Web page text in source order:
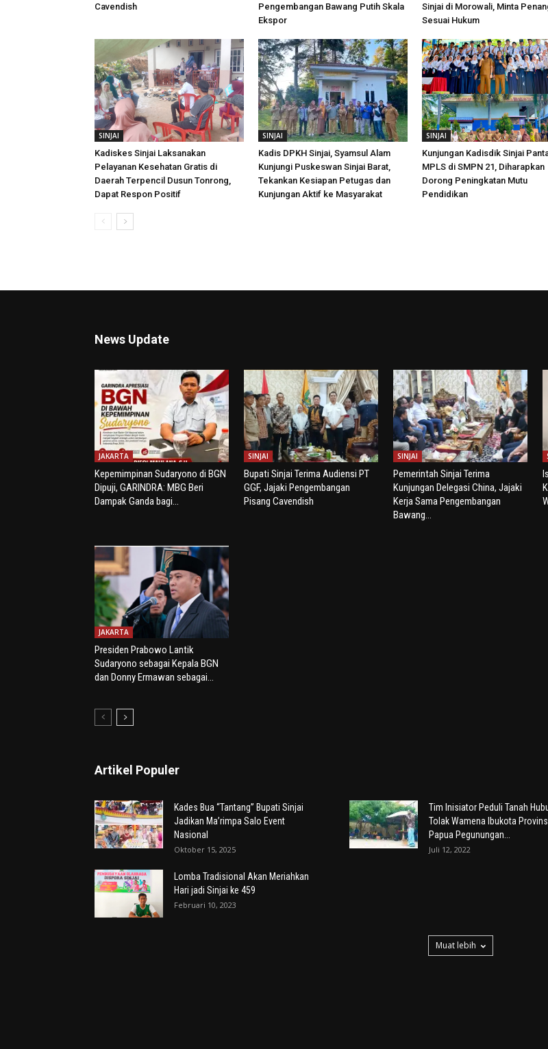
Cavendish
Pengembangan Bawang Putih Skala
Ekspor
Sinjai di Morowali, Minta
Sesuai Hukum
SINJAI
Kadiskes Sinjai Laksanakan
Pelayanan Kesehatan Gratis di
Daerah Terpencil Dusun Tonrong,
Dapat Respon Positif
SINJAI
Kadis DPKH Sinjai, Syamsul Alam
Kunjungi Puskeswan Sinjai Barat,
Tekankan Kesiapan Petugas dan
Kunjungan Aktif ke Masyarakat
SINJAI
Kunjungan Kadisdik Sinjai
MPLS di SMPN 21, Diharapkan
Dorong Peningkatan Mutu
Pendidikan
News Update
JAKARTA
Kepemimpinan Sudaryono di BGN
Dipuji, GARINDRA: MBG Beri
Dampak Ganda bagi...
SINJAI
Bupati Sinjai Terima Audiensi PT
GGF, Jajaki Pengembangan
Pisang Cavendish
SINJAI
Pemerintah Sinjai Terima
Kunjungan Delegasi China, Jajaki
Kerja Sama Pengembangan
Bawang...
JAKARTA
Presiden Prabowo Lantik
Sudaryono sebagai Kepala BGN
dan Donny Ermawan sebagai...
Artikel Populer
Kades Bua “Tantang” Bupati Sinjai
Jadikan Ma’rimpa Salo Event
Nasional
Oktober 15, 2025
Tim Inisiator Peduli Tanah
Tolak Wamena Ibukota
Papua Pegunungan...
Juli 12, 2022
Lomba Tradisional Akan Meriahkan
Hari jadi Sinjai ke 459
Februari 10, 2023
Muat lebih